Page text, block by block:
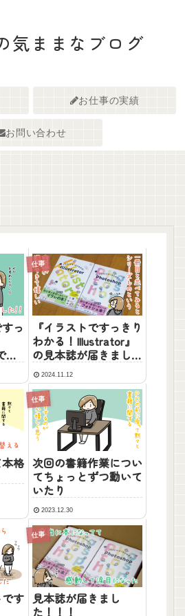
気ままなブログ
お仕事の実績
お問い合わせ
っ
仕事
『イラストですっきり
わかる！Illustrator』
の見本誌が届きまし
た！
2024.11.12
格
仕事
次回の書籍作業につい
てちょっとずつ動いて
いたり
2023.12.30
す
仕事
見本誌が届きまし
た！！！